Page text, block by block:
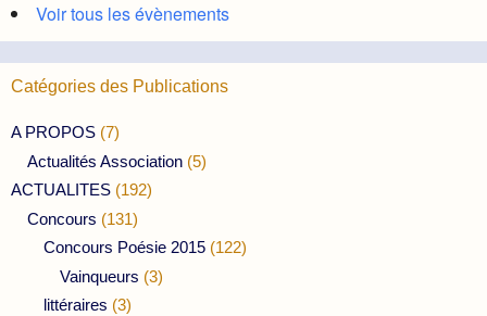
Voir tous les évènements
Catégories des Publications
A PROPOS (7)
Actualités Association (5)
ACTUALITES (192)
Concours (131)
Concours Poésie 2015 (122)
Vainqueurs (3)
littéraires (3)